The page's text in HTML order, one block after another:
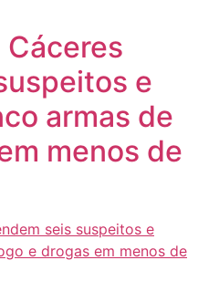
e
armas de
menos de